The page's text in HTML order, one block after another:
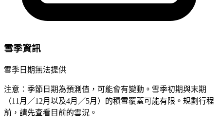
雪季資訊
雪季日期無法提供
注意：季節日期為預測值，可能會有變動。雪季初期與末期
（11月／12月以及4月／5月）的積雪覆蓋可能有限。規劃行程
前，請先查看目前的雪況。